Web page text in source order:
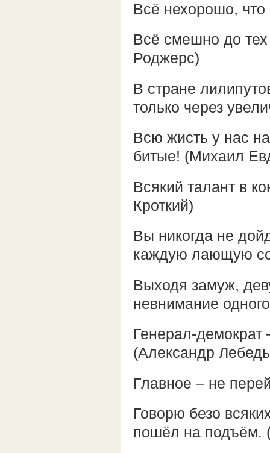
Всё нехорошо,
Всё смешно до
Роджерс)
В стране
только через
Всю жисть у нас
битые! (Михаил
Всякий талант в
Кроткий)
Вы никогда не
каждую лающую
Выходя замуж,
невнимание
Генерал-
(Александр
Главное – не
Говорю безо
пошёл на подъём.